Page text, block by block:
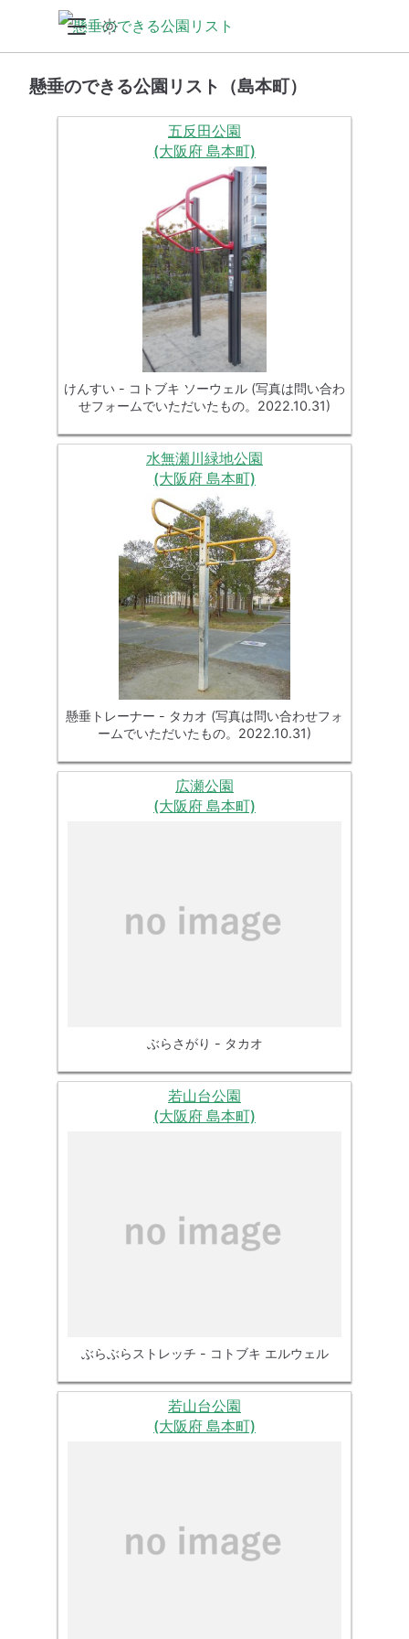
懸垂のできる公園リスト（島本町）
五反田公園
(大阪府 島本町)
けんすい - コトブキ ソーウェル (写真は問い合わ
せフォームでいただいたもの。2022.10.31)
水無瀬川緑地公園
(大阪府 島本町)
懸垂トレーナー - タカオ (写真は問い合わせフォ
ームでいただいたもの。2022.10.31)
広瀬公園
(大阪府 島本町)
ぶらさがり - タカオ
若山台公園
(大阪府 島本町)
ぶらぶらストレッチ - コトブキ エルウェル
若山台公園
(大阪府 島本町)